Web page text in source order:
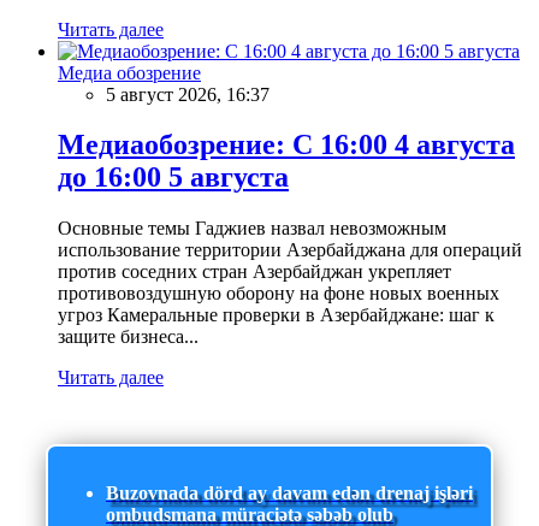
Читать далее
Медиа обозрение
5 август 2026, 16:37
Медиаобозрение: С 16:00 4 августа
до 16:00 5 августа
Основные темы Гаджиев назвал невозможным
использование территории Азербайджана для операций
против соседних стран Азербайджан укрепляет
противовоздушную оборону на фоне новых военных
угроз Камеральные проверки в Азербайджане: шаг к
защите бизнеса...
Читать далее
Buzovnada dörd ay davam edən drenaj işləri
ombudsmana müraciətə səbəb olub